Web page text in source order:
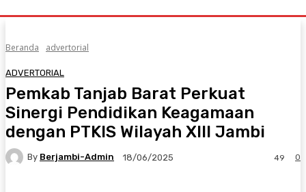
Beranda advertorial
ADVERTORIAL
Pemkab Tanjab Barat Perkuat
Sinergi Pendidikan Keagamaan
dengan PTKIS Wilayah XIII Jambi
By Berjambi-Admin 18/06/2025 0
49